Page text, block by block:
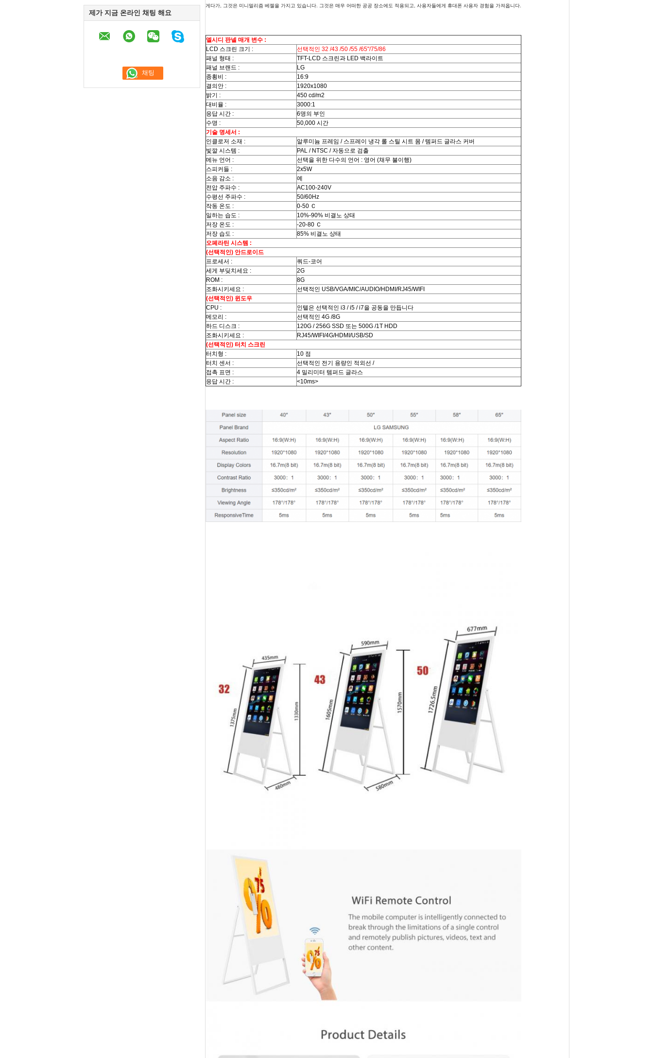
제가 지금 온라인 채팅 해요
게다가, 그것은 미니멀리즘 베젤을 가지고 있습니다. 그것은 매우 어떠한 공공 장소에도 적용되고, 사용자들에게 휴대폰 사용자 경험을 가져옵니다.
엘시디 판넬 매개 변수 :
LCD 스크린 크기 :
선택적인 32 /43 /50 /55 /65"/75/86
패널 형태 :
TFT-LCD 스크린과 LED 백라이트
패널 브랜드 :
LG
종횡비 :
16:9
결의안 :
1920x1080
밝기 :
450 cd/m2
대비율 :
3000:1
응답 시간 :
6명의 부인
수명 :
50,000 시간
기술 명세서 :
인클로저 소재 :
알루미늄 프레임 / 스프레이 냉각 롤 스틸 시트 몸 / 템퍼드 글라스 커버
빛깔 시스템 :
PAL / NTSC / 자동으로 검출
메뉴 언어 :
선택을 위한 다수의 언어 : 영어 (채무 불이행)
스피커들 :
2x5W
소음 감소 :
예
전압 주파수 :
AC100-240V
수평선 주파수 :
50/60Hz
작동 온도 :
0-50 Ｃ
일하는 습도 :
10%-90% 비결노 상태
저장 온도 :
-20-80 Ｃ
저장 습도 :
85% 비결노 상태
오페라틴 시스템 :
(선택적인) 안드로이드
프로세서 :
쿼드-코어
세게 부딪치세요 :
2G
ROM :
8G
조화시키세요 :
선택적인 USB/VGA/MIC/AUDIO/HDMI/RJ45/WIFI
(선택적인) 윈도우
CPU :
인텔은 선택적인 i3 / i5 / i7을 공동을 만듭니다
메모리 :
선택적인 4G /8G
하드 디스크 :
120G / 256G SSD 또는 500G /1T HDD
조화시키세요 :
RJ45/WIFI/4G/HDMI/USB/SD
(선택적인) 터치 스크린
터치형 :
10 점
터치 센서 :
선택적인 전기 용량인 적외선 /
접촉 표면 :
4 밀리미터 템퍼드 글라스
응답 시간 :
<10ms>